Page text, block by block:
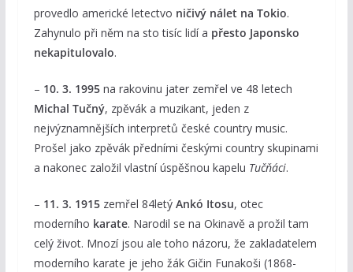
provedlo americké letectvo ničivý nálet na Tokio.
Zahynulo při něm na sto tisíc lidí a přesto Japonsko
nekapitulovalo.
– 10. 3. 1995na rakovinu jater zemřel ve 48 letech
Michal Tučný, zpěvák a muzikant, jeden z
nejvýznamnějších interpretů české country music.
Prošel jako zpěvák předními českými country skupinami
a nakonec založil vlastní úspěšnou kapelu Tučňáci.
– 11. 3. 1915 zemřel 84letý Ankó Itosu, otec
moderního karate. Narodil se na Okinavě a prožil tam
celý život. Mnozí jsou ale toho názoru, že zakladatelem
moderního karate je jeho žák Gičin Funakoši (1868-